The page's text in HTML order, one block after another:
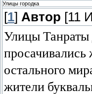
Улицы городка
[1] Автор [11
Улицы Танраты
остального
жители